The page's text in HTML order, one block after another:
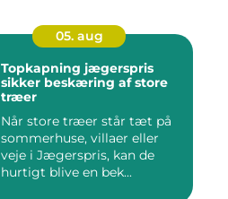
05. aug
Topkapning jægerspris
sikker beskæring af store
træer
Når store træer står tæt på
sommerhuse, villaer eller
veje i Jægerspris, kan de
hurtigt blive en bek...